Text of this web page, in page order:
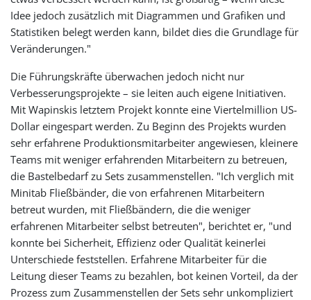
Idee jedoch zusätzlich mit Diagrammen und Grafiken und
Statistiken belegt werden kann, bildet dies die Grundlage für
Veränderungen."
Die Führungskräfte überwachen jedoch nicht nur
Verbesserungsprojekte – sie leiten auch eigene Initiativen.
Mit Wapinskis letztem Projekt konnte eine Viertelmillion US-
Dollar eingespart werden. Zu Beginn des Projekts wurden
sehr erfahrene Produktionsmitarbeiter angewiesen, kleinere
Teams mit weniger erfahrenden Mitarbeitern zu betreuen,
die Bastelbedarf zu Sets zusammenstellen. "Ich verglich mit
Minitab Fließbänder, die von erfahrenen Mitarbeitern
betreut wurden, mit Fließbändern, die die weniger
erfahrenen Mitarbeiter selbst betreuten", berichtet er, "und
konnte bei Sicherheit, Effizienz oder Qualität keinerlei
Unterschiede feststellen. Erfahrene Mitarbeiter für die
Leitung dieser Teams zu bezahlen, bot keinen Vorteil, da der
Prozess zum Zusammenstellen der Sets sehr unkompliziert